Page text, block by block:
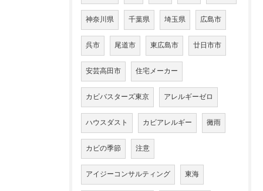
神奈川県 千葉県 埼玉県 広島市
呉市 尾道市 東広島市 廿日市市
安芸高田市 住宅メーカー
カビバスターズ東京 アレルギーゼロ
ハウスダスト カビアレルギー 黴雨
カビの季節 注意
アイジーコンサルティング 東海